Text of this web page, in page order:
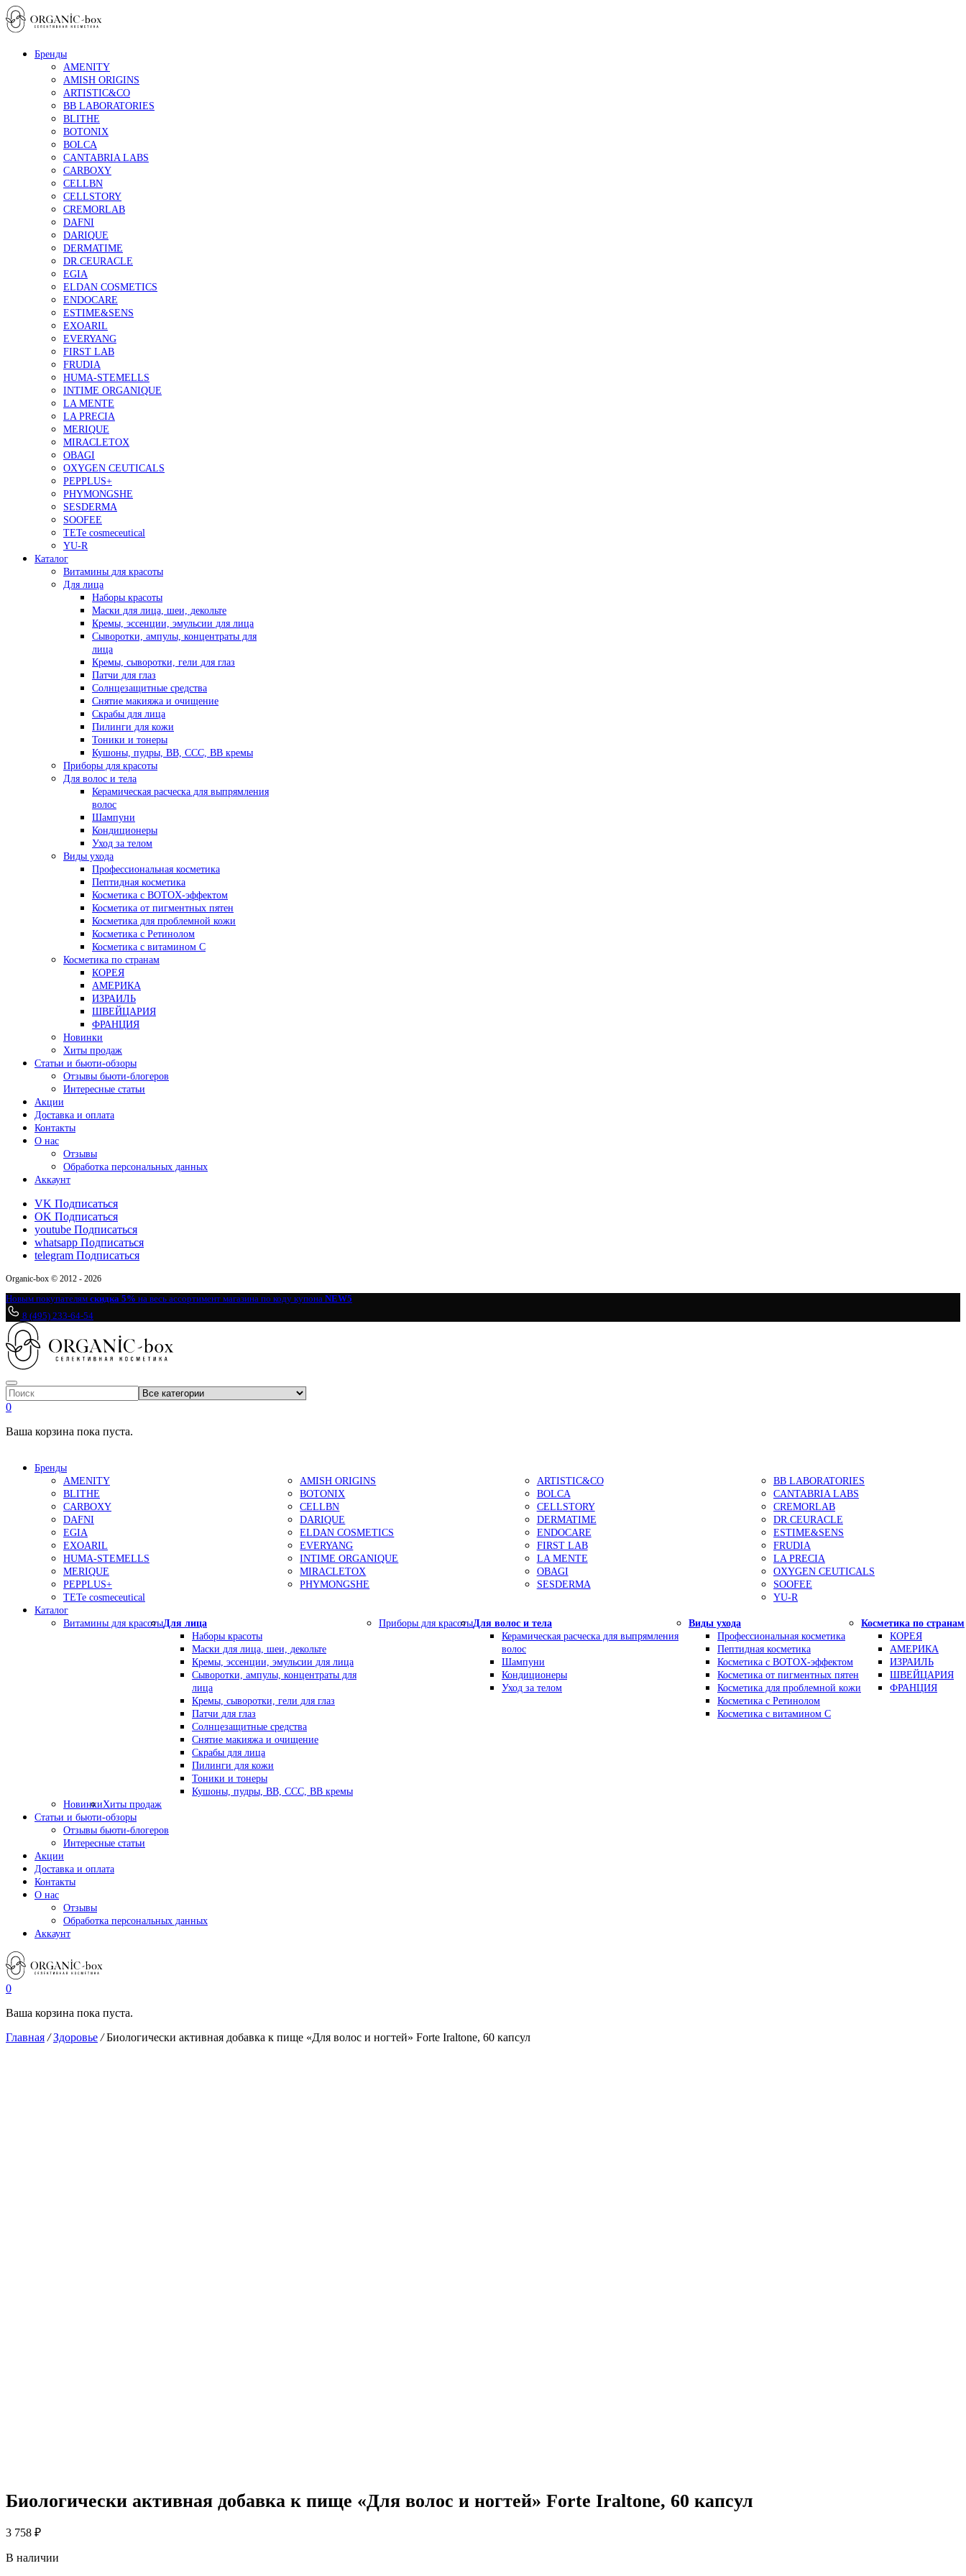
Бренды
AMENITY
AMISH ORIGINS
ARTISTIC&CO
BB LABORATORIES
BLITHE
BOTONIX
BOLCA
CANTABRIA LABS
CARBOXY
CELLBN
CELLSTORY
CREMORLAB
DAFNI
DARIQUE
DERMATIME
DR.CEURACLE
EGIA
ELDAN COSMETICS
ENDOCARE
ESTIME&SENS
EXOARIL
EVERYANG
FIRST LAB
FRUDIA
HUMA-STEMELLS
INTIME ORGANIQUE
LA MENTE
LA PRECIA
MERIQUE
MIRACLETOX
OBAGI
OXYGEN CEUTICALS
PEPPLUS+
PHYMONGSHE
SESDERMA
SOOFEE
TETe cosmeceutical
YU-R
Каталог
Витамины для красоты
Для лица
Наборы красоты
Маски для лица, шеи, декольте
Кремы, эссенции, эмульсии для лица
Сыворотки, ампулы, концентраты для
лица
Кремы, сыворотки, гели для глаз
Патчи для глаз
Солнцезащитные средства
Снятие макияжа и очищение
Скрабы для лица
Пилинги для кожи
Тоники и тонеры
Кушоны, пудры, ВВ, ССС, ВВ кремы
Приборы для красоты
Для волос и тела
Керамическая расческа для выпрямления
волос
Шампуни
Кондиционеры
Уход за телом
Виды ухода
Профессиональная косметика
Пептидная косметика
Косметика с BOTOX-эффектом
Косметика от пигментных пятен
Косметика для проблемной кожи
Косметика с Ретинолом
Косметика с витамином С
Косметика по странам
КОРЕЯ
АМЕРИКА
ИЗРАИЛЬ
ШВЕЙЦАРИЯ
ФРАНЦИЯ
Новинки
Хиты продаж
Статьи и бьюти-обзоры
Отзывы бьюти-блогеров
Интересные статьи
Акции
Доставка и оплата
Контакты
О нас
Отзывы
Обработка персональных данных
Аккаунт
VK Подписаться
OK Подписаться
youtube Подписаться
whatsapp Подписаться
telegram Подписаться
Organic-box © 2012 - 2026
Новым покупателям скидка 5% на весь ассортимент магазина по коду купона NEW5
8 (495) 233-64-54
0
Ваша корзина пока пуста.
Бренды
AMENITY
AMISH ORIGINS ARTISTIC&CO
BB LABORATORIES
BLITHE
BOTONIX BOLCA
CANTABRIA LABS
CARBOXY
CELLBN CELLSTORY
CREMORLAB
DAFNI
DARIQUE DERMATIME
DR.CEURACLE
EGIA
ELDAN COSMETICS ENDOCARE
ESTIME&SENS
EXOARIL
EVERYANG FIRST LAB
FRUDIA
HUMA-STEMELLS
INTIME ORGANIQUE LA MENTE
LA PRECIA
MERIQUE
MIRACLETOX OBAGI
OXYGEN CEUTICALS
PEPPLUS+
PHYMONGSHE SESDERMA
SOOFEE
TETe cosmeceutical
YU-R
Каталог
Витамины для красотыДля лица
Наборы красоты
Маски для лица, шеи, декольте
Кремы, эссенции, эмульсии для лица
Сыворотки, ампулы, концентраты для
лица
Кремы, сыворотки, гели для глаз
Патчи для глаз
Солнцезащитные средства
Снятие макияжа и очищение
Скрабы для лица
Пилинги для кожи
Тоники и тонеры
Кушоны, пудры, ВВ, ССС, ВВ кремы
Приборы для красотыДля волос и тела
Керамическая расческа для выпрямления
волос
Шампуни
Кондиционеры
Уход за телом
Виды ухода
Профессиональная косметика
Пептидная косметика
Косметика с BOTOX-эффектом
Косметика от пигментных пятен
Косметика для проблемной кожи
Косметика с Ретинолом
Косметика с витамином С
Косметика по странам
КОРЕЯ
АМЕРИКА
ИЗРАИЛЬ
ШВЕЙЦАРИЯ
ФРАНЦИЯ
НовинкиХиты продаж
Статьи и бьюти-обзоры
Отзывы бьюти-блогеров
Интересные статьи
Акции
Доставка и оплата
Контакты
О нас
Отзывы
Обработка персональных данных
Аккаунт
0
Ваша корзина пока пуста.
Главная /Здоровье /Биологически активная добавка к пище «Для волос и ногтей» Forte Iraltone, 60 капсул
Биологически активная добавка к пище «Для волос и ногтей» Forte Iraltone, 60 капсул
3 758 ₽
В наличии